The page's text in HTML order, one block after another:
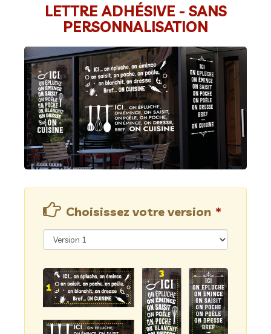
LETTRE ADHÉSIVE - SANS
PERSONNALISATION
Choisissez votre version *